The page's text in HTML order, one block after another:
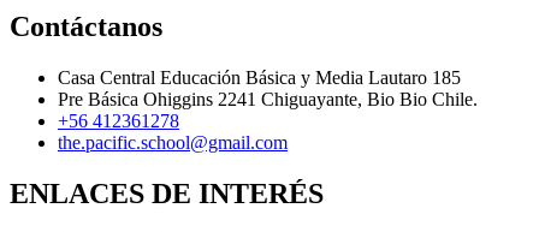
Contáctanos
Casa Central Educación Básica y Media Lautaro 185
Pre Básica Ohiggins 2241 Chiguayante, Bio Bio Chile.
+56 412361278
the.pacific.school@gmail.com
ENLACES DE INTERÉS